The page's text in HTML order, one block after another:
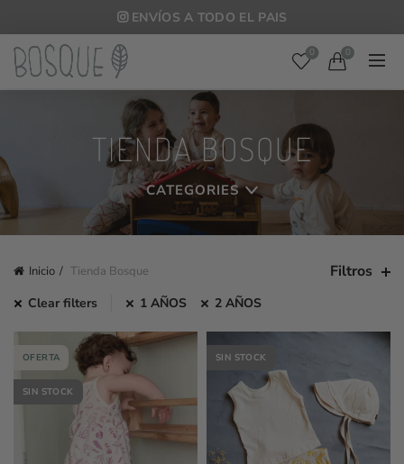
ENVÍOS A TODO EL PAIS
0 0
TIENDA BOSQUE
CATEGORIES
Inicio Tienda Bosque Filtros
Clear filters 1 AÑOS 2 AÑOS
OFERTA
SIN STOCK
SIN STOCK